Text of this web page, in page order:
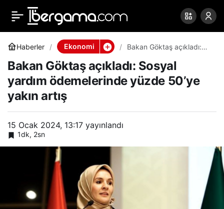
Haberler Ekonomi
Bakan Göktaş açıkladı:
ödemelerinde yüzde
50’ye yakın artış
Bakan Göktaş açıkladı: Sosyal
yardım ödemelerinde yüzde 50’ye
yakın artış
15 Ocak 2024, 13:17 yayınlandı
1dk, 2sn
Bakan Göktaş açıkladı:
Sosyal yardım
ödemelerinde yüzde
50’ye yakın artış
0 Paylaş